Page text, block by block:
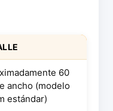
60
ancho (modelo
estándar)